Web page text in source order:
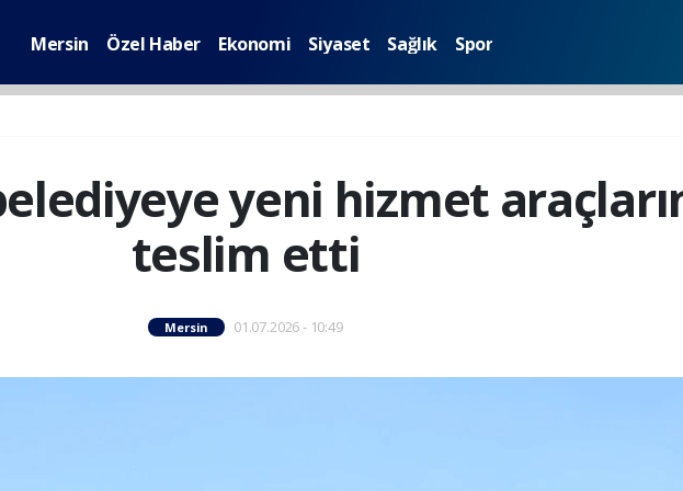
Mersin Özel Haber Ekonomi Siyaset Sağlık Spor
yeni hizmet
teslim etti
Mersin 01.07.2026 - 10:49